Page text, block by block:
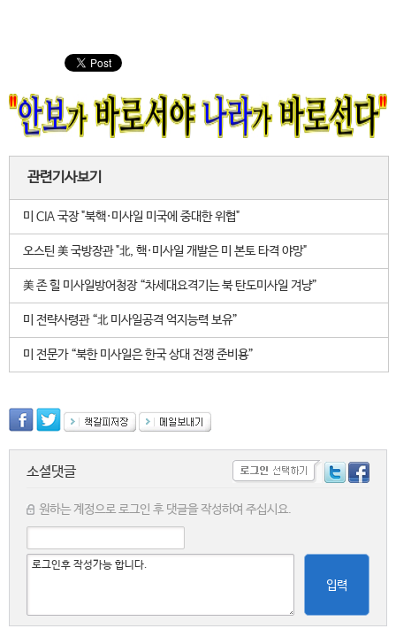
관련기사보기
미 CIA 국장 "북핵·미사일 미국에 중대한 위협"
오스틴 美 국방장관 "北, 핵·미사일 개발은 미 본토 타격 야망"
美 존 힐 미사일방어청장 “차세대요격기는 북 탄도미사일 겨냥”
미 전략사령관 “北 미사일공격 억지능력 보유”
미 전문가 “북한 미사일은 한국 상대 전쟁 준비용”
소셜댓글
원하는 계정으로 로그인 후 댓글을 작성하여 주십시요.
입력